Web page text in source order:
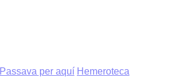
Passava per aquí Hemeroteca